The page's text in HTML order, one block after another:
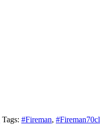
Tags: #Fireman, #Fireman70cl